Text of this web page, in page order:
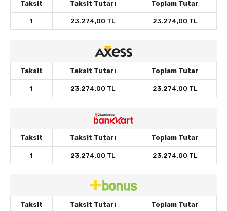
Taksit Taksit Tutarı Toplam Tutar
1 23.274,00 TL 23.274,00 TL
Taksit Taksit Tutarı Toplam Tutar
1 23.274,00 TL 23.274,00 TL
Taksit Taksit Tutarı Toplam Tutar
1 23.274,00 TL 23.274,00 TL
Taksit Taksit Tutarı Toplam Tutar